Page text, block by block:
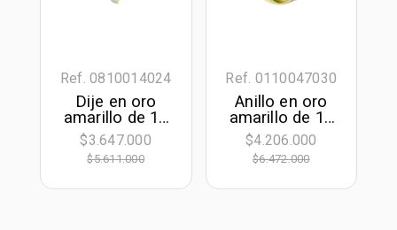
Ref. 0810014024
Dije en oro
amarillo de 18
Kilates, Franjas,
con esmeralda
central de 0.45
$3.647.000
$5.611.000
Ref. 0110047030
Anillo en oro
amarillo de 18
Kilates, con
esmeralda
central de 0.50
$4.206.000
$6.472.000